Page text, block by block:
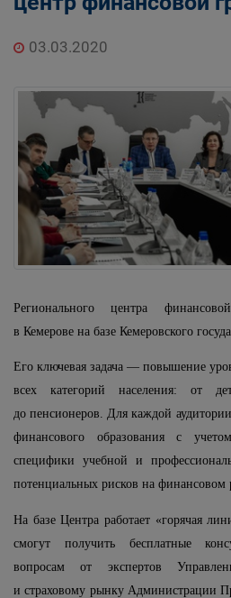
03.03.2020
Регионального центра
в Кемерове на базе Кемеровского
Его ключевая задача — повышение
всех категорий населения: от
до пенсионеров. Для каждой
финансового образования с
специфики учебной и
потенциальных рисков на финансовом
На базе Центра работает «горячая
смогут получить бесплатные
вопросам от экспертов
и страховому рынку Администрации